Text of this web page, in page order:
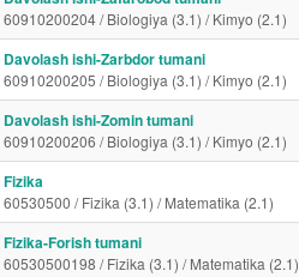
60910200204 / Biologiya (3.1) / Kimyo (2.1)
Davolash ishi-Zarbdor tumani
60910200205 / Biologiya (3.1) / Kimyo (2.1)
Davolash ishi-Zomin tumani
60910200206 / Biologiya (3.1) / Kimyo (2.1)
Fizika
60530500 / Fizika (3.1) / Matematika (2.1)
Fizika-Forish tumani
60530500198 / Fizika (3.1) / Matematika (2.1)